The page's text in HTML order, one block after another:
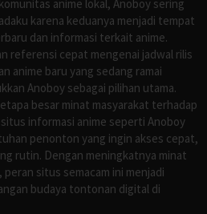
anime lokal, Anoboy sering
karena keduanya menjadi tempat
dan informasi terkait anime.
referensi cepat mengenai jadwal rilis
anime baru yang sedang ramai
Anoboy sebagai pilihan utama.
besar minat masyarakat terhadap
informasi anime seperti Anoboy
penonton yang ingin akses cepat,
rutin. Dengan meningkatnya minat
situs semacam ini menjadi
budaya tontonan digital di